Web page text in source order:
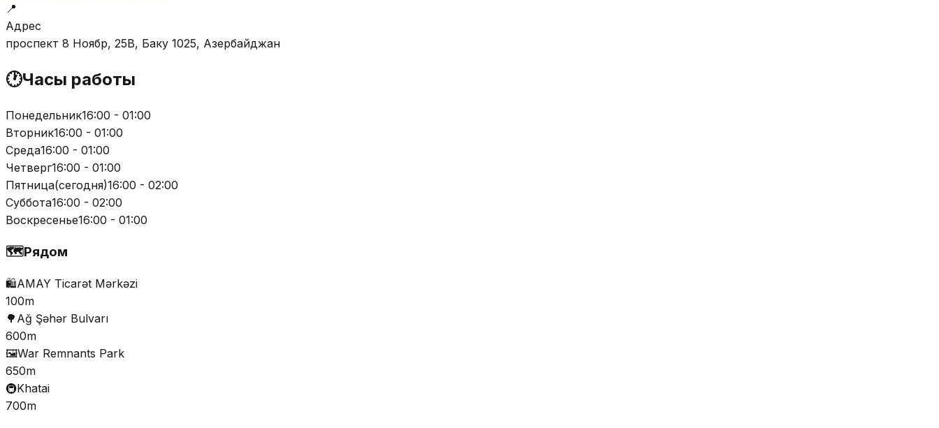
📍
Адрес
проспект 8 Ноябр, 25B, Баку 1025, Азербайджан
🕐Часы работы
Понедельник16:00 - 01:00
Вторник16:00 - 01:00
Среда16:00 - 01:00
Четверг16:00 - 01:00
Пятница(сегодня)16:00 - 02:00
Суббота16:00 - 02:00
Воскресенье16:00 - 01:00
🗺️Рядом
🛍️AMAY Ticarət Mərkəzi
100m
🌳 Ağ Şəhər Bulvarı
600m
🖼️War Remnants Park
650m
🚇Khatai
700m